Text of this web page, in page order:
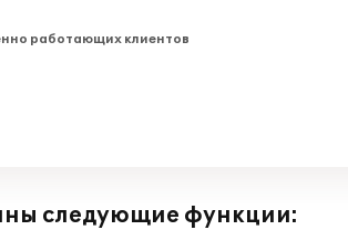
работающих клиентов
следующие функции: